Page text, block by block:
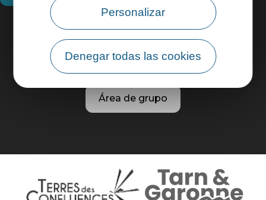
Personalizar
Denegar todas las cookies
Información práctica
Área profesional
Área de grupo